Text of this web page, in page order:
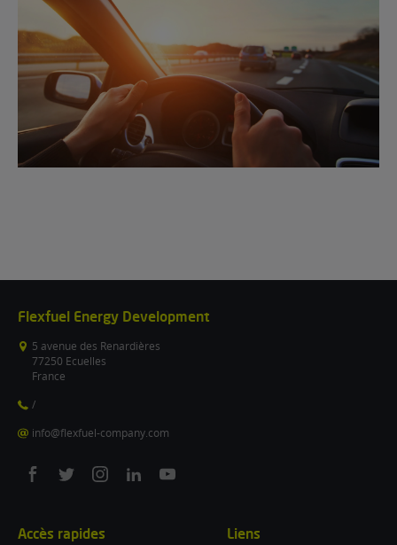
Flexfuel Energy Development
5 avenue des Renardières
77250 Ecuelles
France
/
info@flexfuel-company.com
On
On
On
On
On
Accès rapides Liens